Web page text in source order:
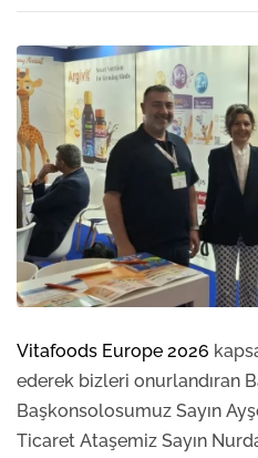
Vitafoods Europe 2026
ederek bizleri onurlandıran
Başkonsolosumuz Sayın
Ticaret Ataşemiz Sayın